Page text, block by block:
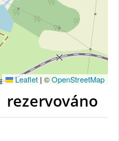
Leaflet | ©OpenStreetMap
rezervováno